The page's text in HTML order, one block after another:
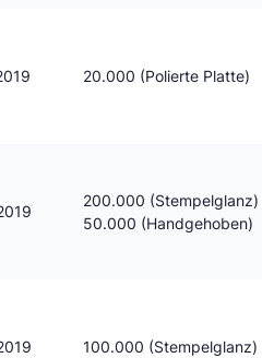
20.000 (Polierte Platte)
200.000 (Stempelglanz)
50.000 (Handgehoben)
100.000 (Stempelglanz)